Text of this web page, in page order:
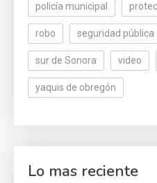
policía municipal
robo seguridad pública
sur de Sonora video
yaquis de obregón
Lo mas reciente